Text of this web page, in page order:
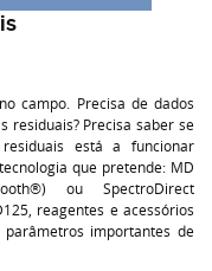
campo. Precisa de dados
residuais? Precisa saber se
está a funcionar
que pretende: MD
ou SpectroDirect
reagentes e acessórios
importantes de